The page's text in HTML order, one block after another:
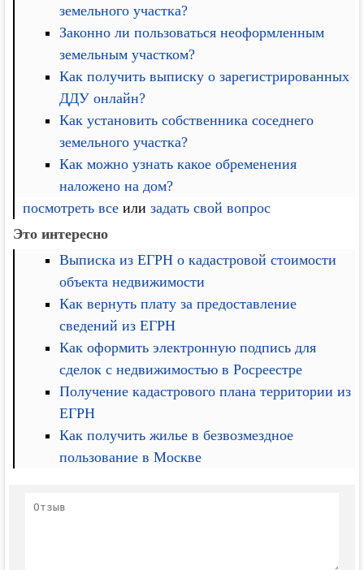
земельного участка?
Законно ли пользоваться неоформленным
земельным участком?
Как получить выписку о зарегистрированных
ДДУ онлайн?
Как установить собственника соседнего
земельного участка?
Как можно узнать какое обременения
наложено на дом?
посмотреть все илизадать свой вопрос
Это интересно
Выписка из ЕГРН о кадастровой стоимости
объекта недвижимости
Как вернуть плату за предоставление
сведений из ЕГРН
Как оформить электронную подпись для
сделок с недвижимостью в Росреестре
Получение кадастрового плана территории из
ЕГРН
Как получить жилье в безвозмездное
пользование в Москве